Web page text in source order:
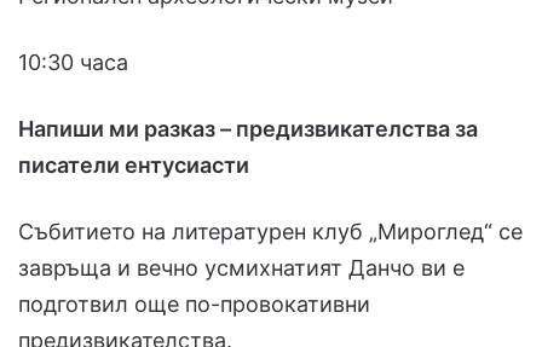
10:30 часа
Напиши ми разказ – предизвикателства за
писатели ентусиасти
Събитието на литературен клуб „Мироглед“ се
завръща и вечно усмихнатият Данчо ви е
подготвил още по-провокативни
предизвикателства.